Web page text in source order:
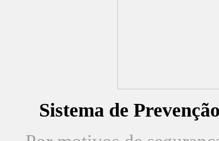
Sistema de